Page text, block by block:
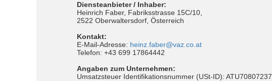
Diensteanbieter / Inhaber:
Heinrich Faber, Fabriksstrasse 15C/10,
2522 Oberwaltersdorf, Österreich
Kontakt:
E-Mail-Adresse: heinz.faber@vaz.co.at
Telefon: +43 699 17864442
Angaben zum Unternehmen:
Umsatzsteuer Identifikationsnummer (USt-ID): ATU70807237